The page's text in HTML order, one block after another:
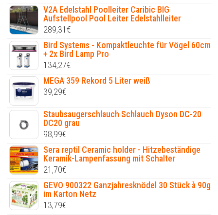
V2A Edelstahl Poolleiter Caribic BIG
Aufstellpool Pool Leiter Edelstahlleiter
289,31€
Bird Systems - Kompaktleuchte für Vögel 60cm
+ 2x Bird Lamp Pro
134,27€
MEGA 359 Rekord 5 Liter weiß
39,29€
Staubsaugerschlauch Schlauch Dyson DC-20
DC20 grau
98,99€
Sera reptil Ceramic holder - Hitzebeständige
Keramik-Lampenfassung mit Schalter
21,70€
GEVO 900322 Ganzjahresknödel 30 Stück à 90g
im Karton Netz
13,79€